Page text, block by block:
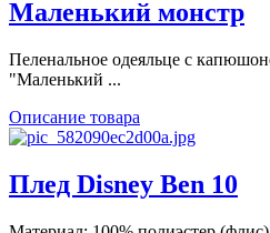
Маленький монстр
Пеленальное одеяльце с
"Маленький ...
Описание товара
Плед Disney Ben 10